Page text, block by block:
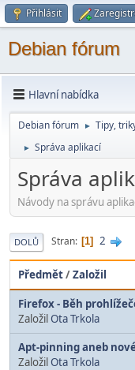
Přihlásit
Debian fórum
Hlavní nabídka
Debian fórum ► Tipy,
► Správa aplikací
Správa
Návody na správu
DOLŮ Stran 1 2
Předmět/Založil
Firefox - Běh
Založil Ota Trkola
Apt-pinning aneb
Založil Ota Trkola